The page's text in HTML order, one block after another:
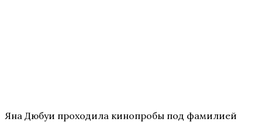
Яна Дюбуи проходила кинопробы под фамилией